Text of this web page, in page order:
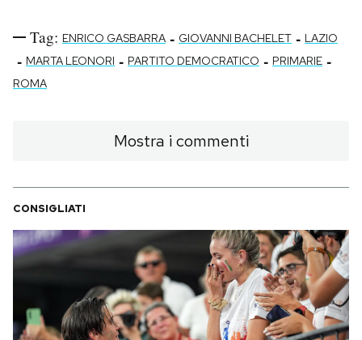
Tag: ENRICO GASBARRA - GIOVANNI BACHELET - LAZIO
- MARTA LEONORI - PARTITO DEMOCRATICO - PRIMARIE -
ROMA
Mostra i commenti
CONSIGLIATI